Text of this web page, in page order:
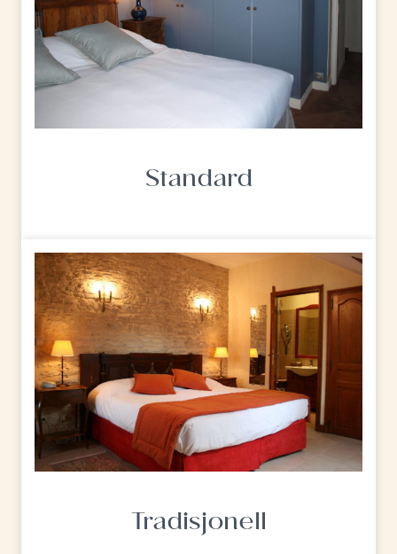
Standard
Tradisjonell